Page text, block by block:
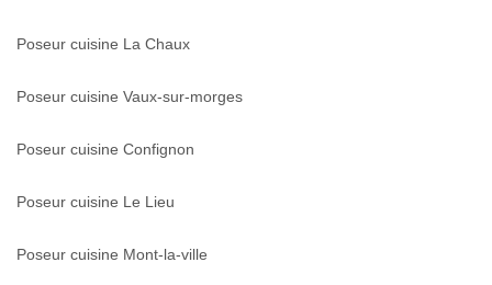
Poseur cuisine La Chaux
Poseur cuisine Vaux-sur-morges
Poseur cuisine Confignon
Poseur cuisine Le Lieu
Poseur cuisine Mont-la-ville